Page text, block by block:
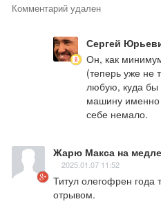
Комментарий удален
Сергей
Он, как
(теперь уже не
любую, куда бы
машину именно
себе немало.
Жарю Макса на
2025.01.07 11:52
Титул олегофрен
отрывом.